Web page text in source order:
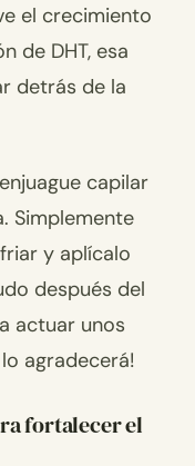
el crecimiento
de DHT, esa
detrás de la
capilar
Simplemente
y aplícalo
después del
actuar unos
agradecerá!
fortalecer el